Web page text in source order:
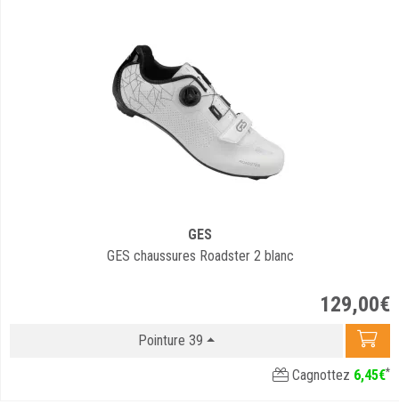
GES
GES chaussures Roadster 2 blanc
129,00€
Pointure 39
Cagnottez 6,45€*